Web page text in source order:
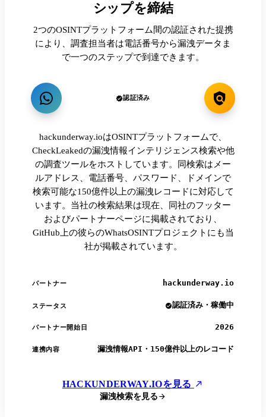
シップを締結
2つのOSINTプラットフォーム間の認証された提携
により、調査担当者は電話番号から漏洩データま
で一つのステップで到達できます。
認証済み
hackunderway.ioはOSINTプラットフォームで、
CheckLeakedの漏洩情報インテリジェンス検索や他
の調査ツールをホストしています。同検索はメー
ルアドレス、電話番号、パスワード、ドメインで
検索可能な150億件以上の漏洩レコードに対応して
います。当社の検索結果は現在、同社のフッター
およびパートナーページに掲載されており、
GitHub上の彼らのWhatsOSINTプロジェクトにも当
社が掲載されています。
パートナー hackunderway.io
ステータス 認証済み・稼働中
パートナー開始日 2026
連携内容 漏洩情報API・150億件以上のレコード
HACKUNDERWAY.IOを見る
漏洩検索を見る